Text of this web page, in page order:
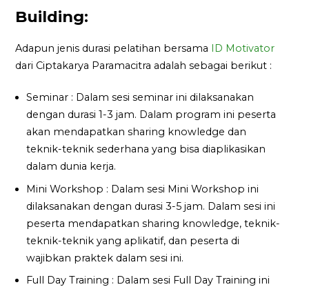
Building:
Adapun jenis durasi pelatihan bersama ID Motivator
dari Ciptakarya Paramacitra adalah sebagai berikut :
Seminar : Dalam sesi seminar ini dilaksanakan
dengan durasi 1-3 jam. Dalam program ini peserta
akan mendapatkan sharing knowledge dan
teknik-teknik sederhana yang bisa diaplikasikan
dalam dunia kerja.
Mini Workshop : Dalam sesi Mini Workshop ini
dilaksanakan dengan durasi 3-5 jam. Dalam sesi ini
peserta mendapatkan sharing knowledge, teknik-
teknik-teknik yang aplikatif, dan peserta di
wajibkan praktek dalam sesi ini.
Full Day Training : Dalam sesi Full Day Training ini